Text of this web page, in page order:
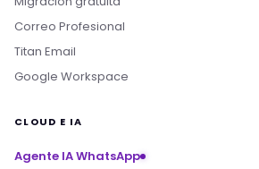
Correo Profesional
Titan Email
Google Workspace
CLOUD E IA
Agente IA WhatsApp